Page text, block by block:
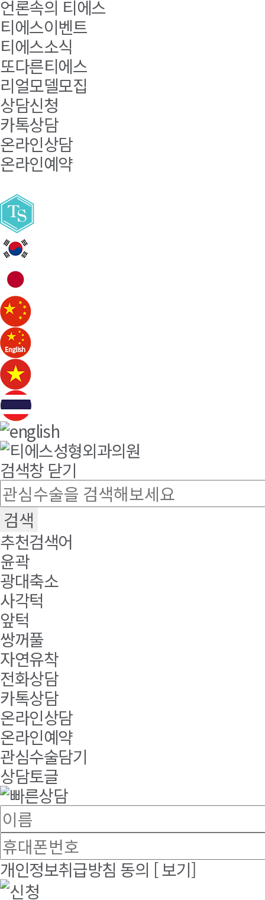
언론속의 티에스
티에스이벤트
티에스소식
또다른티에스
리얼모델모집
상담신청
카톡상담
온라인상담
온라인예약
검색창 닫기
추천검색어
윤곽
광대축소
사각턱
앞턱
쌍꺼풀
자연유착
전화상담
카톡상담
온라인상담
온라인예약
관심수술담기
상담토글
개인정보취급방침 동의 [ 보기]